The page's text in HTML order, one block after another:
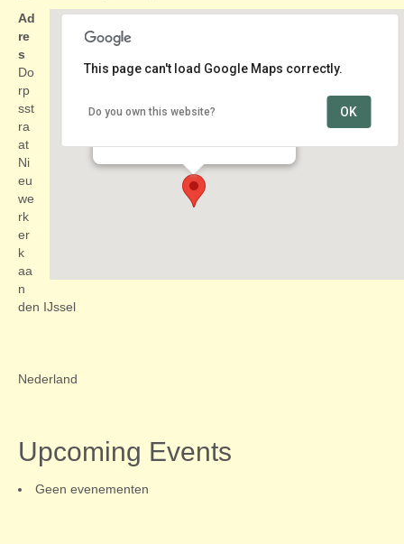
Oude Dorp
This page can't load Google Maps correctly.
Do you own this website? OK
Ad
re
s
Do
rp
sst
ra
at
Ni
eu
we
rk
er
k
aa
n
den IJssel
Nederland
Upcoming Events
Geen evenementen